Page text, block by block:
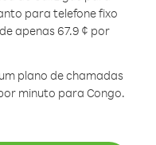
para telefone fixo
apenas 67.9 ¢ por
plano de chamadas
minuto para Congo.